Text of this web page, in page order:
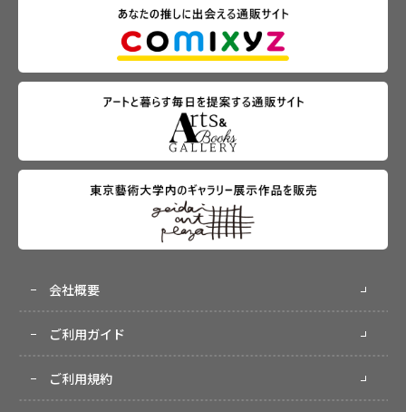
会社概要
ご利用ガイド
ご利用規約